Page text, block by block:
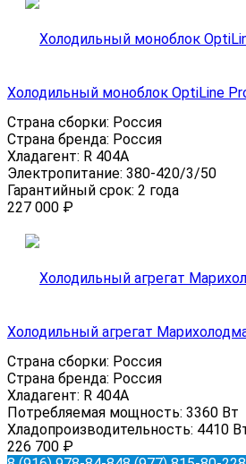
Холодильный моноблок OptiLine
Страна сборки: Россия
Страна бренда: Россия
Хладагент: R 404A
Электропитание: 380-420/3/50
Гарантийный срок: 2 года
227 000 ₽
Холодильный агрегат
Страна сборки: Россия
Страна бренда: Россия
Хладагент: R 404A
Потребляемая мощность: 3360 Вт
Хладопроизводительность: 4410
226 700 ₽